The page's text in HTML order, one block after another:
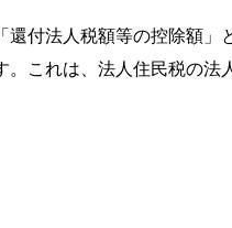
付法人税額等の控除額
これは、法人住民税の法